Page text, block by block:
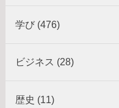
学び (476)
ビジネス (28)
歴史 (11)